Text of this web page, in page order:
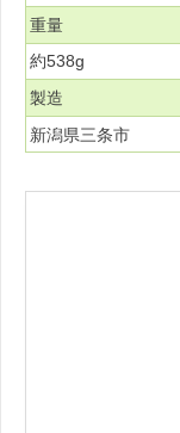
重量
約538g
製造
新潟県三条市